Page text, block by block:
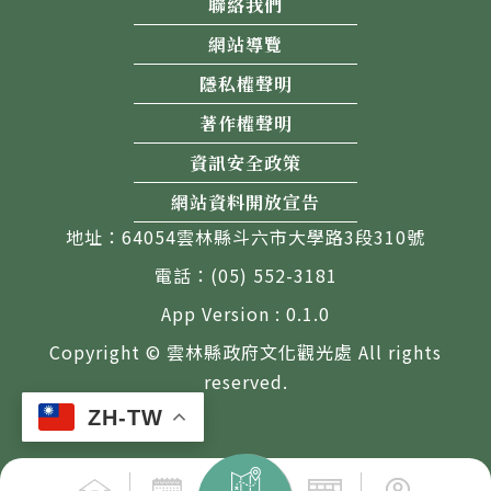
ZH-TW
網站導覽
隱私權聲明
著作權聲明
資訊安全政策
網站資料開放宣告
地址：64054雲林縣斗六市大學路3段310號
電話：(05) 552-3181
App Version : 0.1.0
Copyright © 雲林縣政府文化觀光處 All rights
reserved.